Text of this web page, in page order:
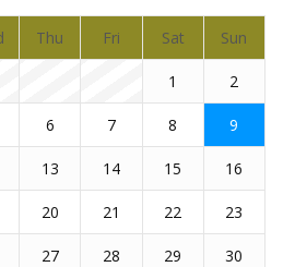
Thu Fri Sat Sun
1 2
6 7 8 9
13 14 15 16
20 21 22 23
27 28 29 30